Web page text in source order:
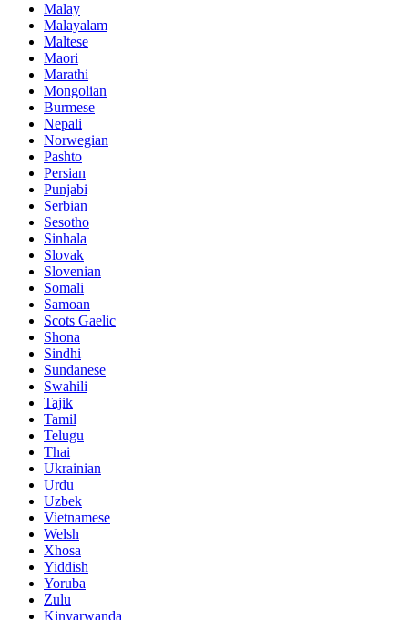
Malay
Malayalam
Maltese
Maori
Marathi
Mongolian
Burmese
Nepali
Norwegian
Pashto
Persian
Punjabi
Serbian
Sesotho
Sinhala
Slovak
Slovenian
Somali
Samoan
Scots Gaelic
Shona
Sindhi
Sundanese
Swahili
Tajik
Tamil
Telugu
Thai
Ukrainian
Urdu
Uzbek
Vietnamese
Welsh
Xhosa
Yiddish
Yoruba
Zulu
Kinyarwanda